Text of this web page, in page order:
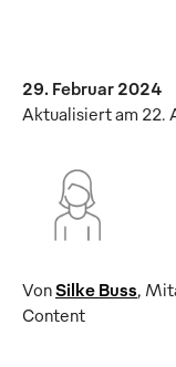
29. Februar 2024
Aktualisiert am 22.
VonSilke Buss,
Content